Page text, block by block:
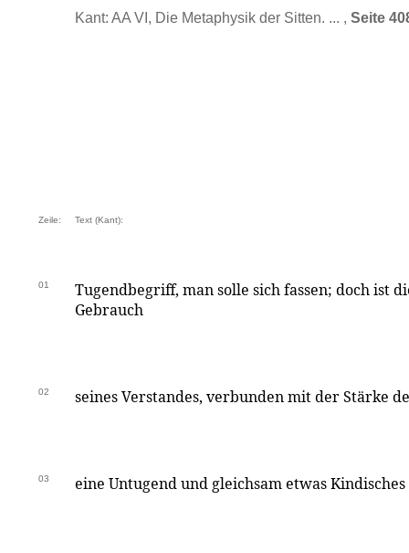
Kant: AA VI, Die Metaphysik der Sitten. ... , Seite
Zeile: Text (Kant):
01
Tugendbegriff, man solle sich fassen; doch ist
Gebrauch
02 seines Verstandes, verbunden mit der Stärke
03 eine Untugend und gleichsam etwas